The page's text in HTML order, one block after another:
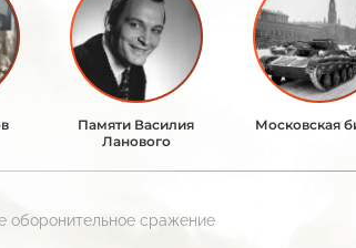
Памяти Василия
Ланового
Московская
оборонительное сражение